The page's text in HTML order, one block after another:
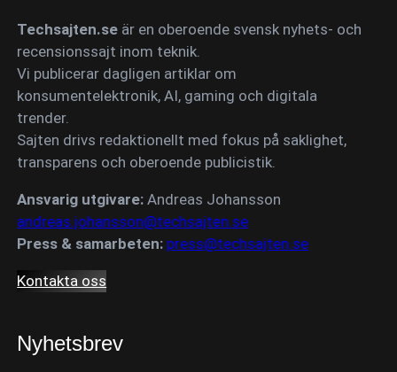
Techsajten.se är en oberoende svensk nyhets- och
recensionssajt inom teknik.
Vi publicerar dagligen artiklar om
konsumentelektronik, AI, gaming och digitala
trender.
Sajten drivs redaktionellt med fokus på saklighet,
transparens och oberoende publicistik.
Ansvarig utgivare: Andreas Johansson
andreas.johansson@techsajten.se
Press & samarbeten: press@techsajten.se
Kontakta oss
Nyhetsbrev